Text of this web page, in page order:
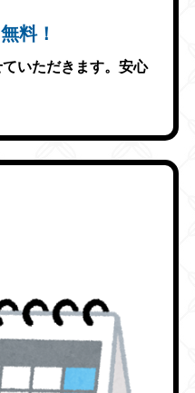
料！
いただきます。安心